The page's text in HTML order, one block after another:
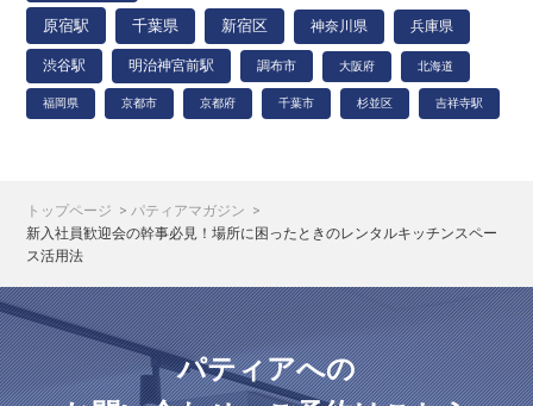
原宿駅 千葉県 新宿区 神奈川県 兵庫県
渋谷駅 明治神宮前駅 調布市 大阪府 北海道
福岡県 京都市 京都府 千葉市 杉並区 吉祥寺駅
トップページ
パティアマガジン
新入社員歓迎会の幹事必見！場所に困ったときのレンタルキッチンスペー
ス活用法
パティアへの